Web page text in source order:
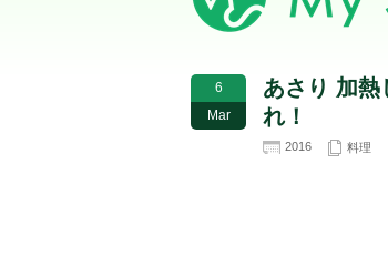
6
Mar
あさり 加熱
れ！
2016 料理